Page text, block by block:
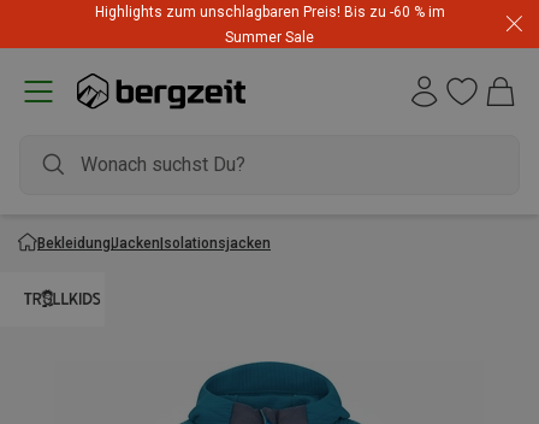
Highlights zum unschlagbaren Preis! Bis zu -60 % im
Summer Sale
BekleidungJackenIsolationsjacken